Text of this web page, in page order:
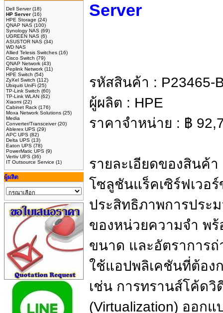
Dell Server(18)
HP Server (16)
HPE Storage (24)
QNAP NAS (100)
Synology NAS (69)
UGREEN NAS (6)
ASUSTOR NAS (34)
WD NAS
Allied Telesis Switches (16)
Cisco Switch (79)
QNAP Network (43)
Peplink Network (11)
HPE Switch (54)
ZyXel Switch (112)
Ubiquiti UniFi (25)
TP-Link Switch (60)
TP-Link WLAN (62)
Xiaomi (22)
Cabinet Rack (176)
Moxa Network Solutions (25)
Media
Converter/Transceiver(20)
Ablerex UPS (29)
APC UPS (82)
Delta UPS (13)
Eaton UPS (78)
PowerMatic UPS (9)
Vertiv UPS (36)
IT Outsource Service (1)
ผู้ผลิต
Server
รหัสสินค้า : P23465-
ผู้ผลิต : HPE
ราคาจำหน่าย : ฿
รายละเอียดของสินค้
โซลูชันแร็คเซิร์ฟเวอ
ประสิทธิภาพการประ
ของหน่วยความจำ พ
ขนาด และอัตราการถ่
ใช้แอปพลิเคชันที่ต้อง
เช่น การทรานส์โค้ดวิ
(Virtualization) ออก